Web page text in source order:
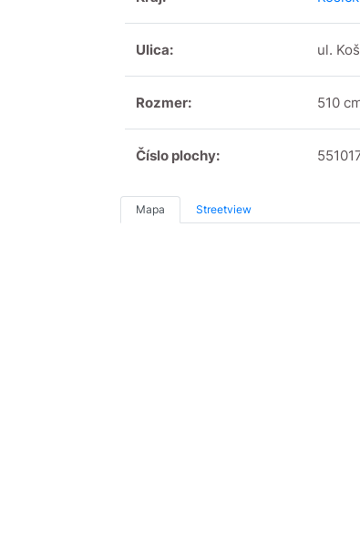
Ulica: ul.
Rozmer: 510
Číslo plochy:
Mapa Streetview